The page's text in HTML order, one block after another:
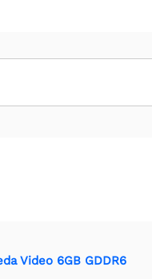
Video 6GB GDDR6